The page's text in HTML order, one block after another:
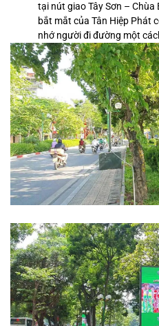
tại nút giao Tây Sơn –
bắt mắt của Tân Hiệp Phát
nhớ người đi đường một